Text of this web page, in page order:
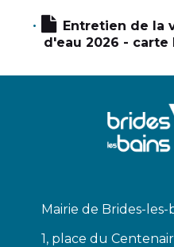
Entretien de la
d'eau 2026 - carte
Mairie de Brides-les-
1, place du